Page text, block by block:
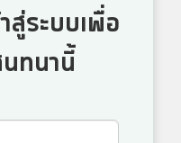
ระบบเพื่อ
ทนานี้